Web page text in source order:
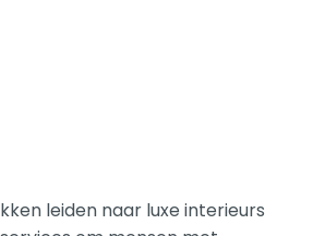
leiden naar luxe interieurs